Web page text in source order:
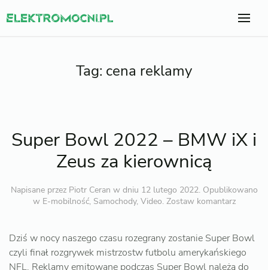
Tag: cena reklamy
Super Bowl 2022 – BMW iX i
Zeus za kierownicą
Napisane przez Piotr Ceran w dniu 12 lutego 2022. Opublikowano
w E-mobilność, Samochody, Video. Zostaw komantarz
Dziś w nocy naszego czasu rozegrany zostanie Super Bowl
czyli finał rozgrywek mistrzostw futbolu amerykańskiego
NFL. Reklamy emitowane podczas Super Bowl należą do